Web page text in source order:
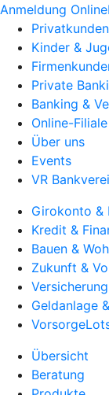
Anmeldung
Privatkunden
Kinder &
Private
Banking &
Online-Filiale
Über uns
Events
VR
Girokonto &
Kredit &
Bauen &
Zukunft &
Geldanlage
Übersicht
Beratung